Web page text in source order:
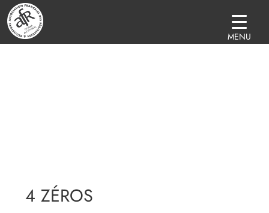
4 ZÉROS
MENU